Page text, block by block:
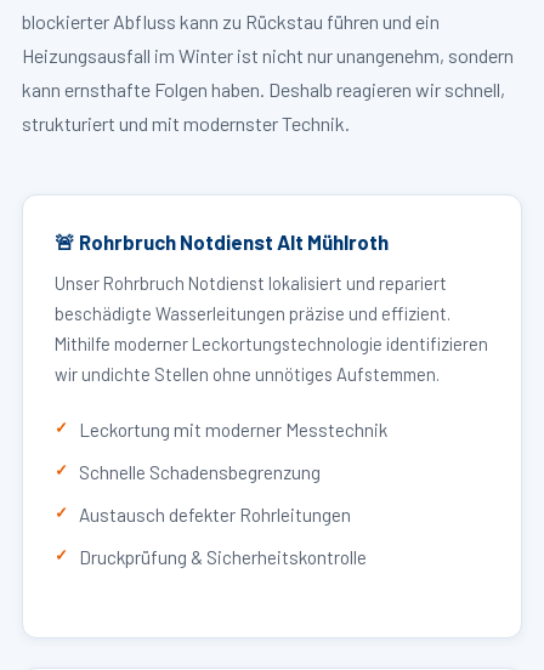
blockierter Abfluss kann zu Rückstau führen und ein
Heizungsausfall im Winter ist nicht nur unangenehm, sondern
kann ernsthafte Folgen haben. Deshalb reagieren wir schnell,
strukturiert und mit modernster Technik.
🚨 Rohrbruch Notdienst Alt Mühlroth
Unser Rohrbruch Notdienst lokalisiert und repariert
beschädigte Wasserleitungen präzise und effizient.
Mithilfe moderner Leckortungstechnologie identifizieren
wir undichte Stellen ohne unnötiges Aufstemmen.
Leckortung mit moderner Messtechnik
Schnelle Schadensbegrenzung
Austausch defekter Rohrleitungen
Druckprüfung & Sicherheitskontrolle